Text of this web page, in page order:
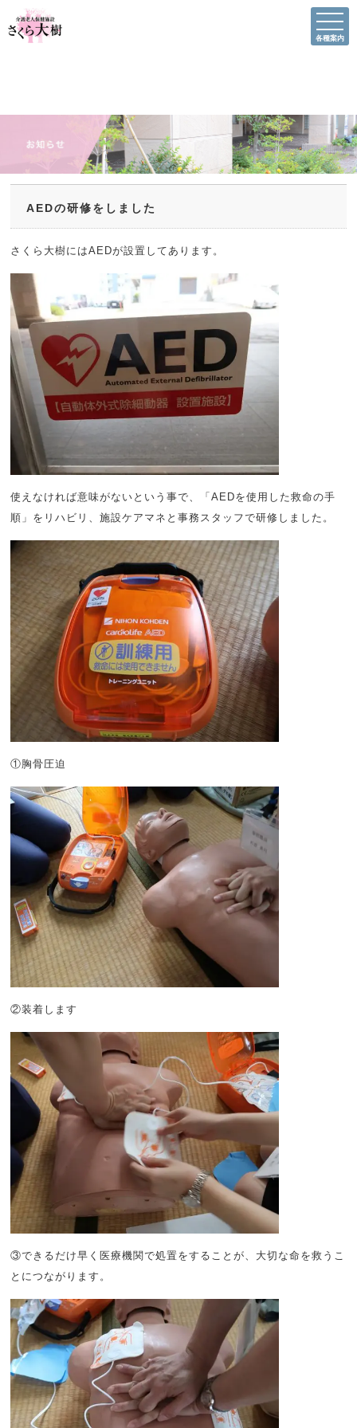
各種案内
AEDの研修をしました
さくら大樹にはAEDが設置してあります。
使えなければ意味がないという事で、「AEDを使用した救命の手
順」をリハビリ、施設ケアマネと事務スタッフで研修しました。
①胸骨圧迫
②装着します
③できるだけ早く医療機関で処置をすることが、大切な命を救うこ
とにつながります。